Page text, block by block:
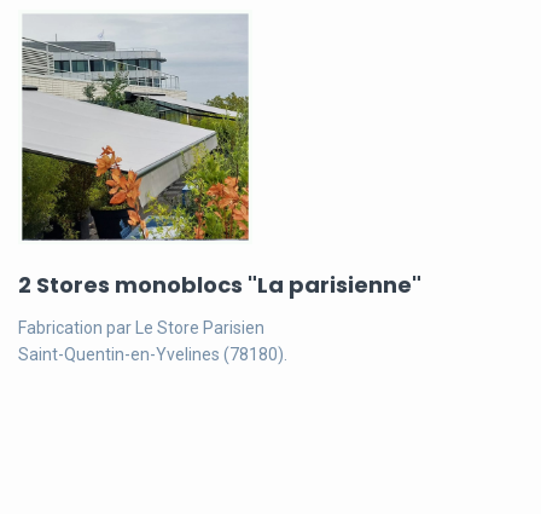
2 Stores monoblocs "La parisienne"
Fabrication par Le Store Parisien
Saint-Quentin-en-Yvelines (78180).